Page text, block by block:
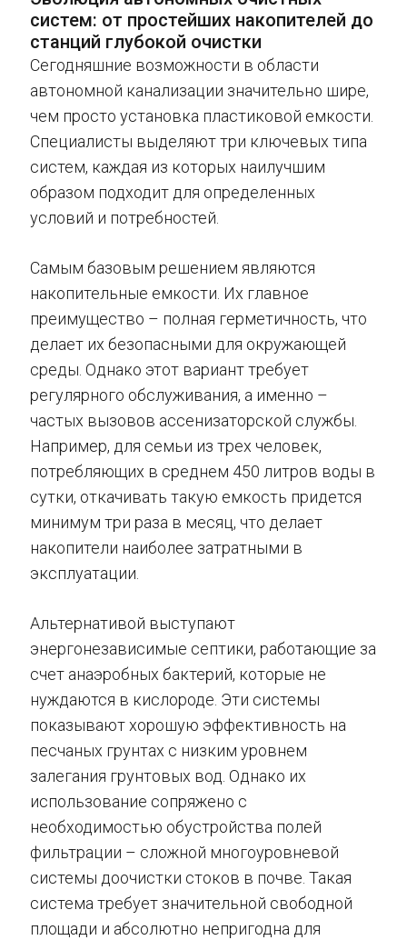
систем: от простейших накопителей до
станций глубокой очистки
Сегодняшние возможности в области
автономной канализации значительно шире,
чем просто установка пластиковой емкости.
Специалисты выделяют три ключевых типа
систем, каждая из которых наилучшим
образом подходит для определенных
условий и потребностей.
Самым базовым решением являются
накопительные емкости. Их главное
преимущество – полная герметичность, что
делает их безопасными для окружающей
среды. Однако этот вариант требует
регулярного обслуживания, а именно –
частых вызовов ассенизаторской службы.
Например, для семьи из трех человек,
потребляющих в среднем 450 литров воды в
сутки, откачивать такую емкость придется
минимум три раза в месяц, что делает
накопители наиболее затратными в
эксплуатации.
Альтернативой выступают
энергонезависимые септики, работающие за
счет анаэробных бактерий, которые не
нуждаются в кислороде. Эти системы
показывают хорошую эффективность на
песчаных грунтах с низким уровнем
залегания грунтовых вод. Однако их
использование сопряжено с
необходимостью обустройства полей
фильтрации – сложной многоуровневой
системы доочистки стоков в почве. Такая
система требует значительной свободной
площади и абсолютно непригодна для